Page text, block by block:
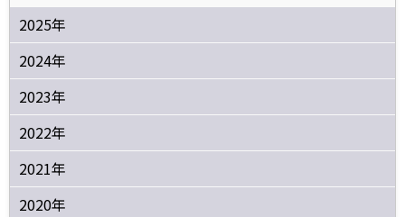
2025年
2024年
2023年
2022年
2021年
2020年